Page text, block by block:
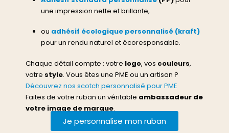
une impression nette et brillante,
ou adhésif écologique personnalisé (kraft)
pour un rendu naturel et écoresponsable.
Chaque détail compte : votre logo, vos couleurs,
votre style. Vous êtes une PME ou un artisan ?
Découvrez nos scotch personnalisé pour PME
Faites de votre ruban un véritable ambassadeur de
votre image de marque.
Je personnalise mon ruban